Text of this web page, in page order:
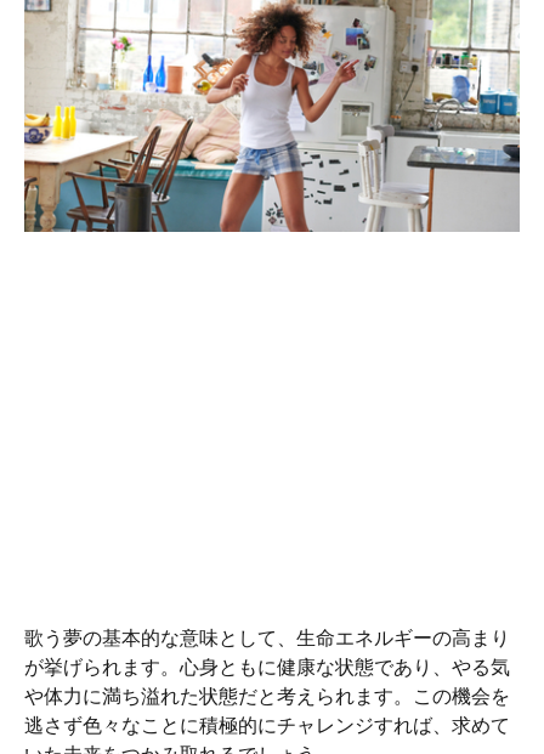
歌う夢の基本的な意味として、生命エネルギーの高まり
が挙げられます。心身ともに健康な状態であり、やる気
や体力に満ち溢れた状態だと考えられます。この機会を
逃さず色々なことに積極的にチャレンジすれば、求めて